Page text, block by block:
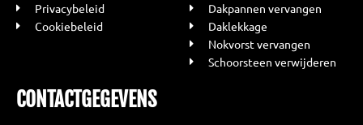
Privacybeleid
Cookiebeleid
Dakpannen vervangen
Daklekkage
Nokvorst vervangen
Schoorsteen verwijderen
CONTACTGEGEVENS